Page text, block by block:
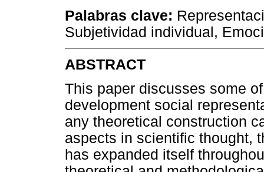
Palabras clave:
Subjetividad individual,
ABSTRACT
This paper discusses some
development social
any theoretical construction
aspects in scientific thought,
has expanded itself